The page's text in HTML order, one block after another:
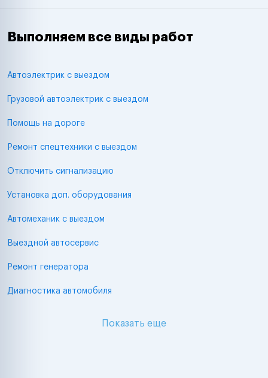
Выполняем все виды работ
Автоэлектрик с выездом
Грузовой автоэлектрик с выездом
Помощь на дороге
Ремонт спецтехники с выездом
Отключить сигнализацию
Установка доп. оборудования
Автомеханик с выездом
Выездной автосервис
Ремонт генератора
Диагностика автомобиля
Показать еще